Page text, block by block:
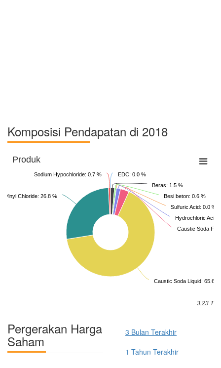
Komposisi Pendapatan di 2018
Produk
EDC: 0.0 %
Beras: 1.5 %
Besi beton: 0.6 %
Sulfuric Acid: 0.0 %
Hydrochloric Acid:
Caustic Soda
Caustic Soda Liquid: 65.6 %
Vinyl Chloride: 26.8 %
Sodium Hypochloride: 0.7 %
3,23 T
Pergerakan Harga
Saham
3 Bulan Terakhir
1 Tahun Terakhir